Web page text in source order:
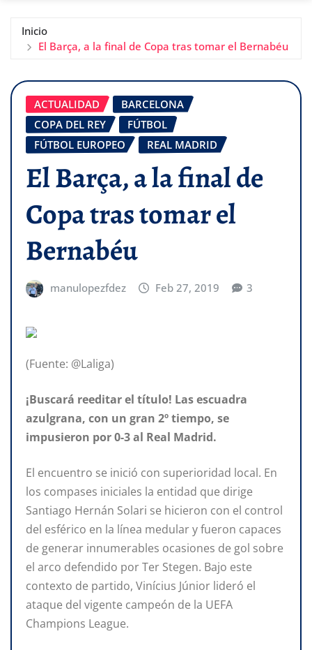
Inicio
El Barça, a la final de Copa tras tomar el Bernabéu
ACTUALIDAD
BARCELONA
COPA DEL REY
FÚTBOL
FÚTBOL EUROPEO
REAL MADRID
El Barça, a la final de
Copa tras tomar el
Bernabéu
manulopezfdez Feb 27, 2019 3
(Fuente: @Laliga)
¡Buscará reeditar el título! Las escuadra
azulgrana, con un gran 2º tiempo, se
impusieron por 0-3 al Real Madrid.
El encuentro se inició con superioridad local. En
los compases iniciales la entidad que dirige
Santiago Hernán Solari se hicieron con el control
del esférico en la línea medular y fueron capaces
de generar innumerables ocasiones de gol sobre
el arco defendido por Ter Stegen. Bajo este
contexto de partido, Vinícius Júnior lideró el
ataque del vigente campeón de la UEFA
Champions League.